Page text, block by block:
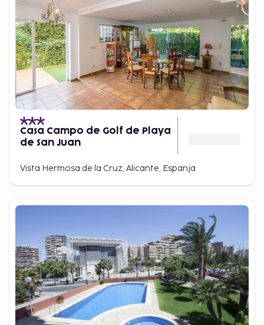
Casa Campo de Golf de Playa
de San Juan
Vista Hermosa de la Cruz, Alicante, Espanja